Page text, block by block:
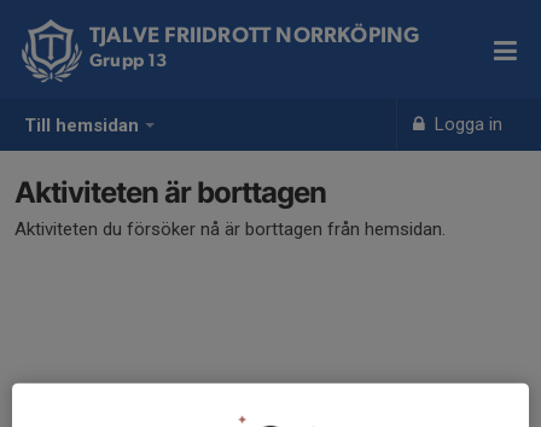
Till hemsidan Logga in
TJALVE FRIIDROTT NORRKÖPING
Grupp 13
Aktiviteten är borttagen
Aktiviteten du försöker nå är borttagen från hemsidan.